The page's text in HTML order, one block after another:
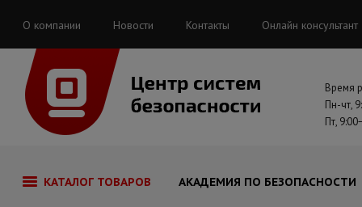
О компании Новости Контакты Онлайн консультант
Время
Пн-чт,
Пт,
КАТАЛОГ ТОВАРОВ АКАДЕМИЯ ПО БЕЗОПАСНОСТИ